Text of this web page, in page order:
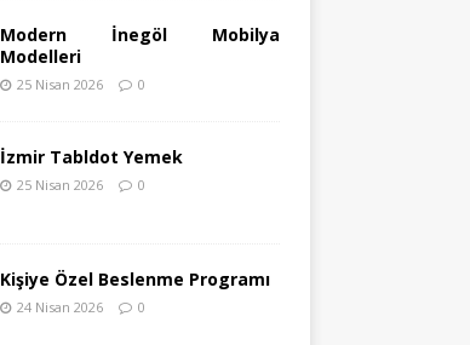
Modern İnegöl Mobilya
Modelleri
25 Nisan 2026 0
İzmir Tabldot Yemek
25 Nisan 2026 0
Kişiye Özel Beslenme Programı
24 Nisan 2026 0